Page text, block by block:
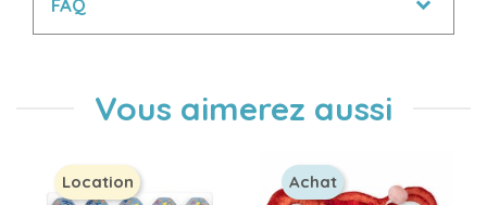
FAQ
Vous aimerez aussi
Location Achat